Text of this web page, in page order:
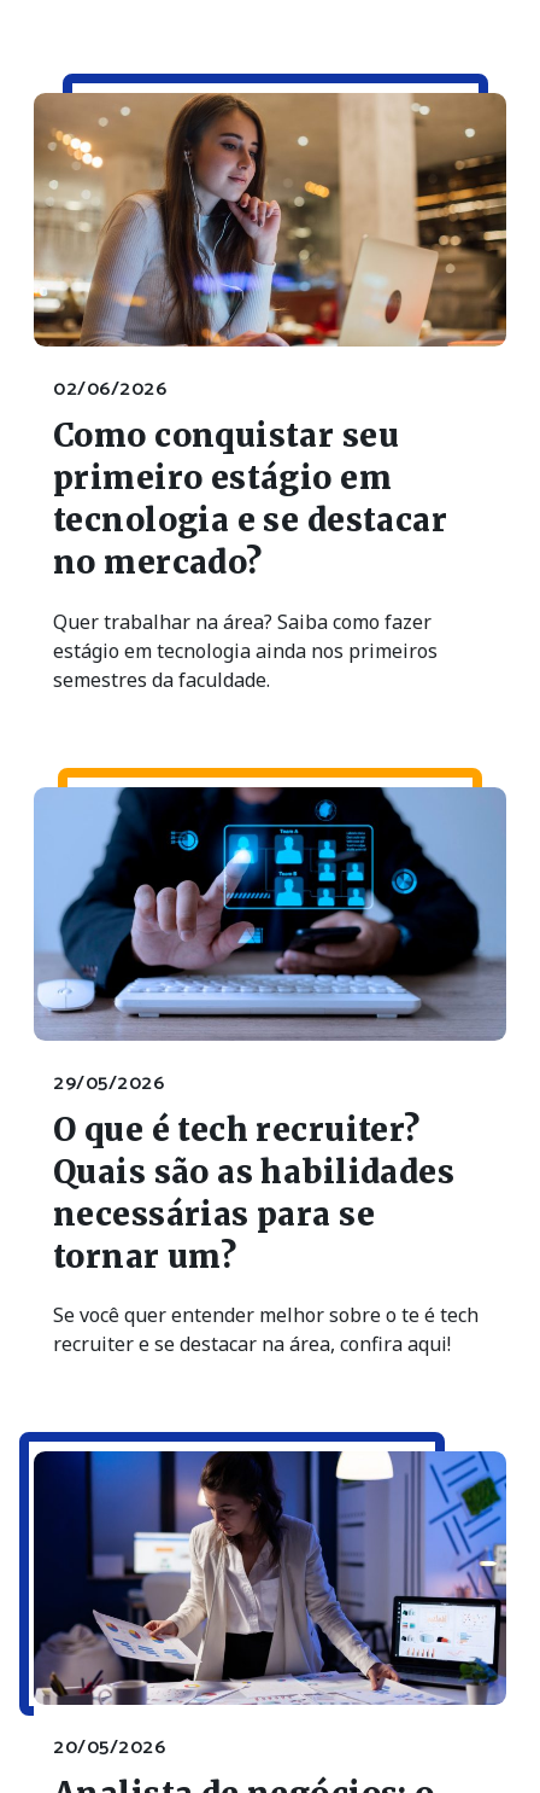
02/06/2026
Como conquistar seu
primeiro estágio em
tecnologia e se destacar
no mercado?
Quer trabalhar na área? Saiba como fazer
estágio em tecnologia ainda nos primeiros
semestres da faculdade.
29/05/2026
O que é tech recruiter?
Quais são as habilidades
necessárias para se
tornar um?
Se você quer entender melhor sobre o te é tech
recruiter e se destacar na área, confira aqui!
20/05/2026